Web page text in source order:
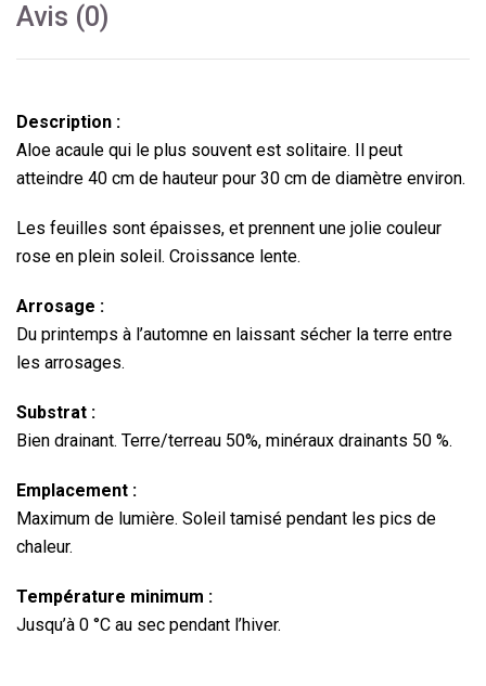
Avis (0)
Description :
Aloe acaule qui le plus souvent est solitaire. Il peut
atteindre 40 cm de hauteur pour 30 cm de diamètre environ.
Les feuilles sont épaisses, et prennent une jolie couleur
rose en plein soleil. Croissance lente.
Arrosage :
Du printemps à l’automne en laissant sécher la terre entre
les arrosages.
Substrat :
Bien drainant. Terre/terreau 50%, minéraux drainants 50 %.
Emplacement :
Maximum de lumière. Soleil tamisé pendant les pics de
chaleur.
Température minimum :
Jusqu’à 0 °C au sec pendant l’hiver.